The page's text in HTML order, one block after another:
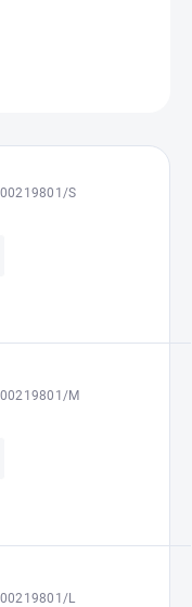
S
M
L